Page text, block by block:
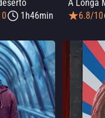
1h46min
6.8/10